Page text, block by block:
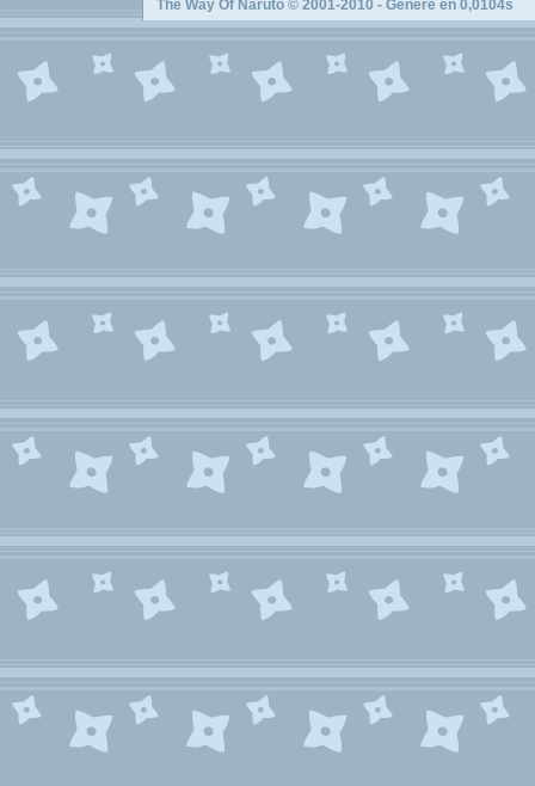
The Way Of Naruto © 2001-2010 - Généré en 0,0104s